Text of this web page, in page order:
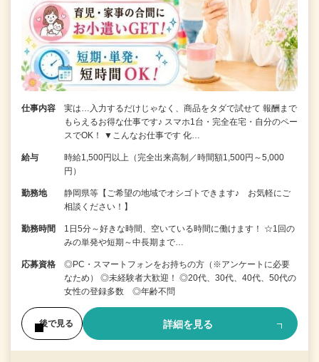
仕事内容
実は…入力するだけじゃなく、商品をタダで試せて 報酬まで
もらえるお得な仕事です♪ スマホ1台・完全在宅・自分のペー
スでOK！ ▼こんなお仕事です 化…
給与
時給1,500円以上（完全出来高制／時間額1,500円～5,000
円）
勤務地
静岡県等【ご希望の地域でオシゴトできます♪ お気軽にご
相談ください！】
勤務時間
1日5分～好きな時間、空いている時間に働けます！ ☆1回の
みの単発や短期～中長期まで…
応募資格
◎PC・スマートフォンをお持ちの方（※アンケートに必要
なため） ◎未経験者大歓迎！ ◎20代、30代、40代、50代の
女性の登録多数 ◎年齢不問
後で見る 詳細を見る